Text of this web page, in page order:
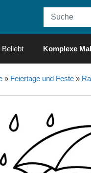
Beliebt Komplexe
» Feiertage und Feste»